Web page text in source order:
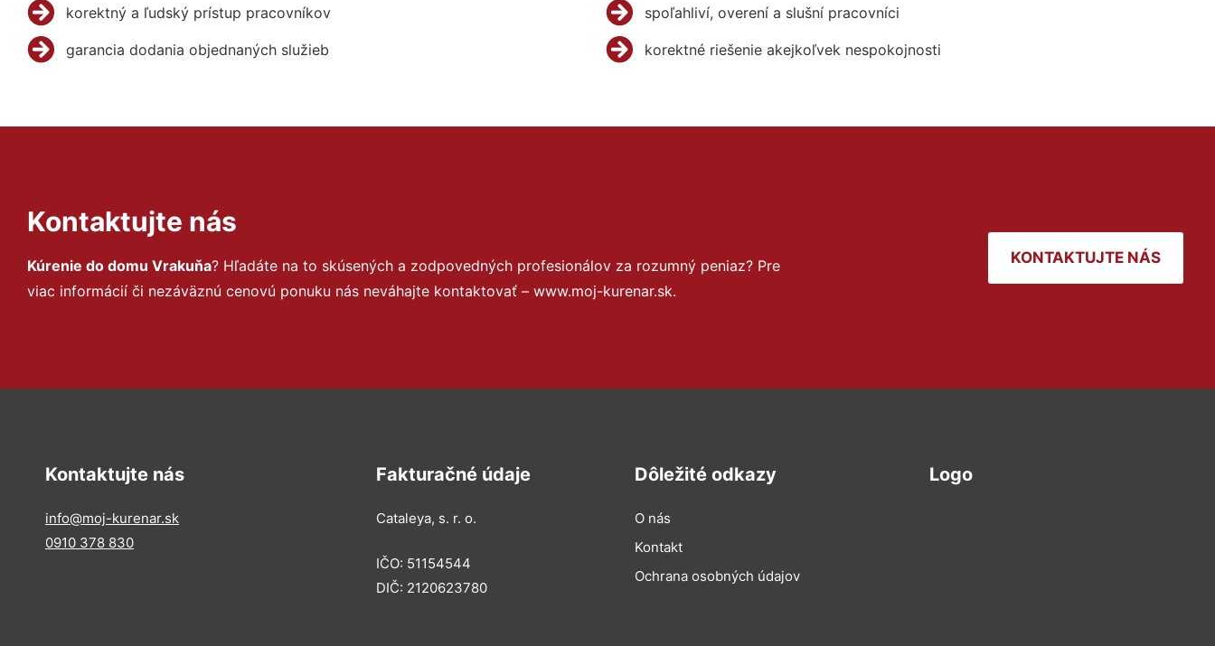
korektný a ľudský prístup pracovníkov
garancia dodania objednaných služieb
spoľahliví, overení a slušní pracovníci
korektné riešenie akejkoľvek nespokojnosti
Kontaktujte nás
Kúrenie do domu Vrakuňa? Hľadáte na to skúsených a zodpovedných profesionálov za rozumný peniaz? Pre
viac informácií či nezáväznú cenovú ponuku nás neváhajte kontaktovať – www.moj-kurenar.sk.
KONTAKTUJTE NÁS
Kontaktujte nás
info@moj-kurenar.sk
0910 378 830
Fakturačné údaje
Cataleya, s. r. o.
IČO: 51154544
DIČ: 2120623780
Dôležité odkazy
O nás
Kontakt
Ochrana osobných údajov
Logo